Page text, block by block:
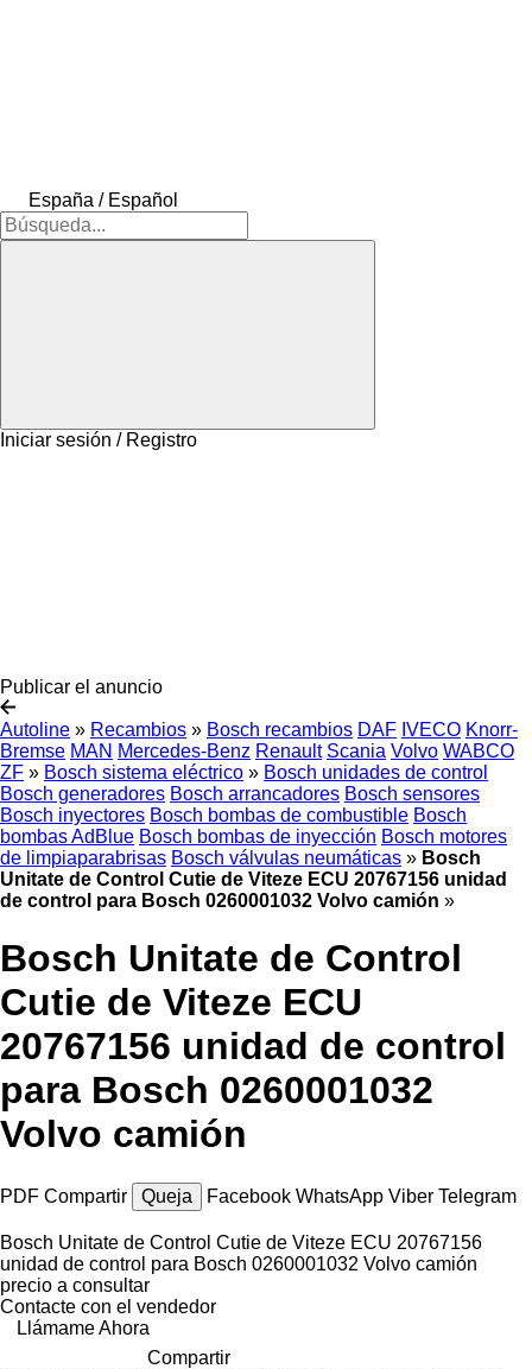
España / Español
Iniciar sesión / Registro
Publicar el anuncio
Autoline » Recambios » Bosch recambios DAF IVECO Knorr-
Bremse MAN Mercedes-Benz Renault Scania Volvo WABCO
ZF » Bosch sistema eléctrico » Bosch unidades de control
Bosch generadores Bosch arrancadores Bosch sensores
Bosch inyectores Bosch bombas de combustible Bosch
bombas AdBlue Bosch bombas de inyección Bosch motores
de limpiaparabrisas Bosch válvulas neumáticas » Bosch
Unitate de Control Cutie de Viteze ECU 20767156 unidad
de control para Bosch 0260001032 Volvo camión »
Bosch Unitate de Control
Cutie de Viteze ECU
20767156 unidad de control
para Bosch 0260001032
Volvo camión
PDF Compartir Queja Facebook WhatsApp Viber Telegram
Bosch Unitate de Control Cutie de Viteze ECU 20767156
unidad de control para Bosch 0260001032 Volvo camión
precio a consultar
Contacte con el vendedor
Llámame Ahora
Compartir